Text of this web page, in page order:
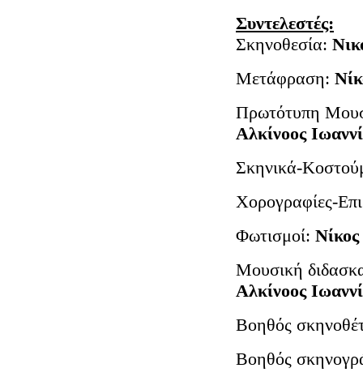
Συντελεστές:
Σκηνοθεσία:
Μετάφραση:
Πρωτότυπη
Αλκίνοος
Σκηνικά-
Χορογραφίες-
Φωτισμοί:
Μουσική
Αλκίνοος
Βοηθός
Βοηθός